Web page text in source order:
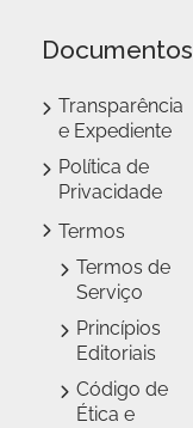
Transparência
e Expediente
Política de
Privacidade
Termos
Termos de
Serviço
Princípios
Editoriais
Código de
Ética e